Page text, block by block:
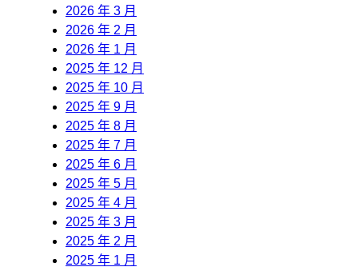
2026 年 3 月
2026 年 2 月
2026 年 1 月
2025 年 12 月
2025 年 10 月
2025 年 9 月
2025 年 8 月
2025 年 7 月
2025 年 6 月
2025 年 5 月
2025 年 4 月
2025 年 3 月
2025 年 2 月
2025 年 1 月